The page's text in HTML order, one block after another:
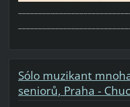
Sólo muzikant
seniorů, Praha -